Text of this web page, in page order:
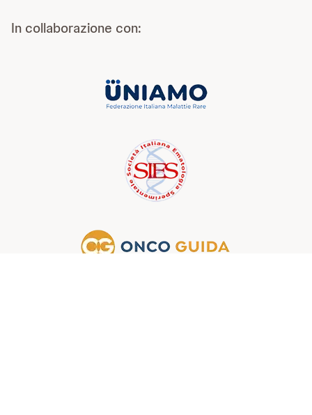
In collaborazione con: